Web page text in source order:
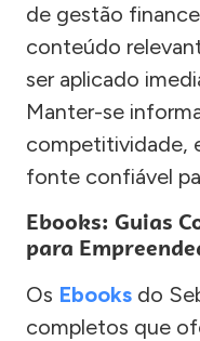
de gestão
conteúdo
ser aplicado
Manter-se
competitividade,
fonte confiável
Ebooks: Guias
para
Os Ebooks do
completos que